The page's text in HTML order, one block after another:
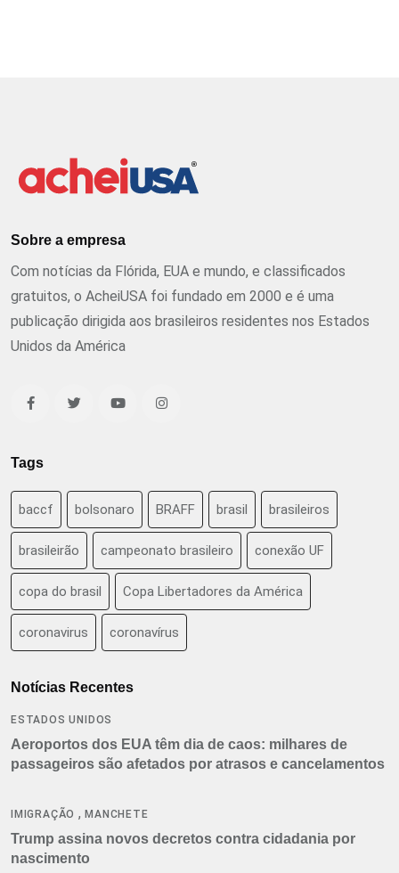
Sobre a empresa
Com notícias da Flórida, EUA e mundo, e classificados
gratuitos, o AcheiUSA foi fundado em 2000 e é uma
publicação dirigida aos brasileiros residentes nos Estados
Unidos da América
Tags
baccf bolsonaro BRAFF brasil brasileiros
brasileirão campeonato brasileiro conexão UF
copa do brasil Copa Libertadores da América
coronavirus coronavírus
Notícias Recentes
ESTADOS UNIDOS
Aeroportos dos EUA têm dia de caos: milhares de
passageiros são afetados por atrasos e cancelamentos
IMIGRAÇÃO ,MANCHETE
Trump assina novos decretos contra cidadania por
nascimento